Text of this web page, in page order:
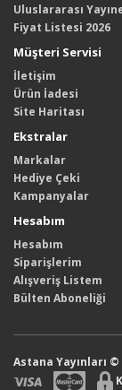
Uluslararası
Fiyat Listesi 2026
Müşteri Servisi
İletişim
Ürün İadesi
Site Haritası
Ekstralar
Markalar
Hediye Çeki
Kampanyalar
Hesabım
Hesabım
Siparişlerim
Alışveriş Listem
Bülten Aboneliği
Astana Yayınları ©